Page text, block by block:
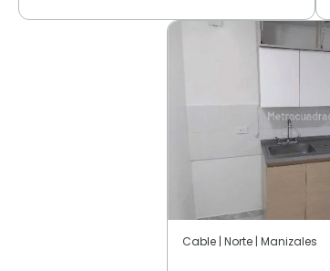
Cable | Norte | Manizales